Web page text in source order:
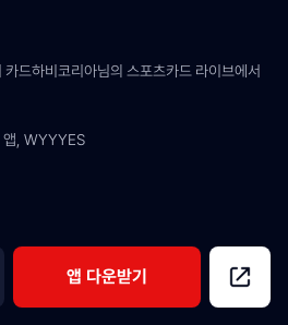
드하비코리아님의 스포츠카드 라이브에서
앱, WYYYES
앱 다운받기